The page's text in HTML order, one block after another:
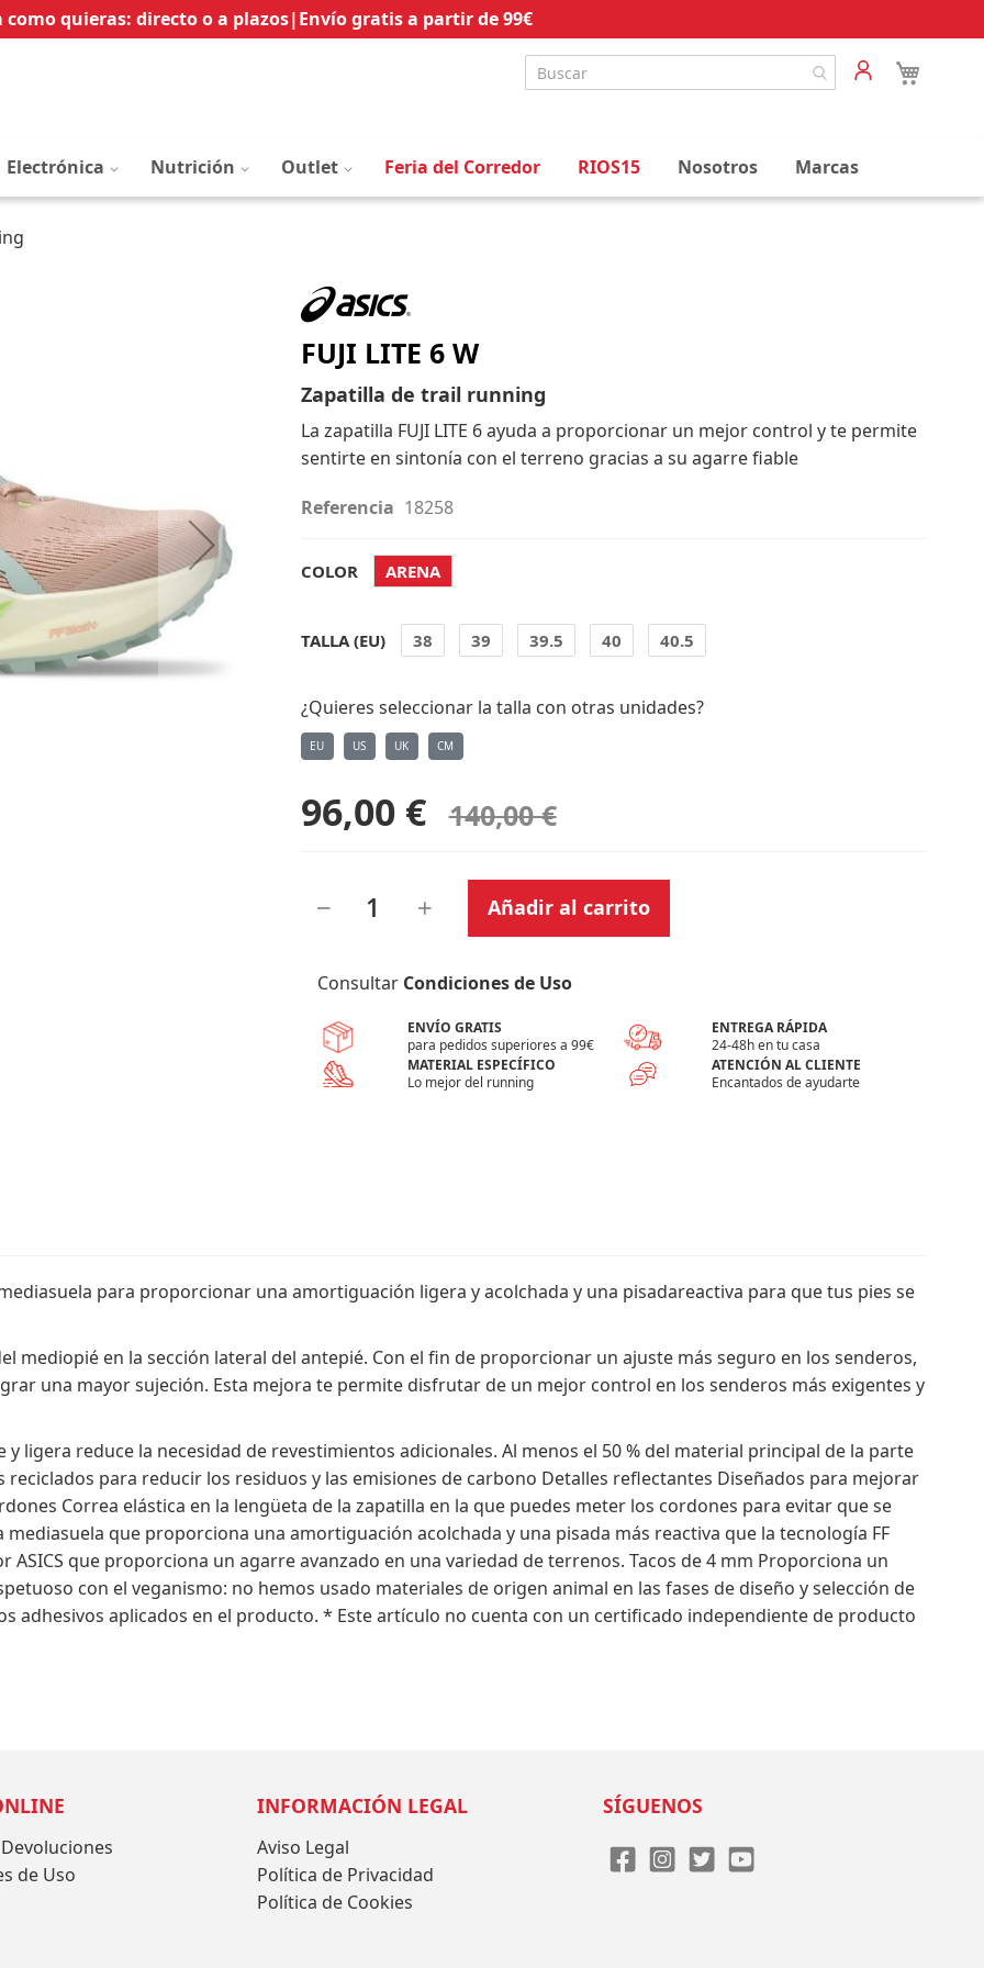
como quieras: directo o a plazos|Envío gratis a partir de 99€
Ir
al
Electrónica Nutrición Outlet Feria del Corredor RIOS15 Nosotros Marcas
FUJI LITE 6 W
Zapatilla de trail running
La zapatilla FUJI LITE 6 ayuda a proporcionar un mejor control y te permite
sentirte en sintonía con el terreno gracias a su agarre fiable
Referencia 18258
COLOR ARENA
TALLA (EU) 38 39 39.5 40 40.5
¿Quieres seleccionar la talla con otras unidades?
EU US UK CM
96,00 € 140,00 €
Añadir al carrito
Consultar Condiciones de Uso
ENVÍO GRATIS
para pedidos superiores a 99€
ENTREGA RÁPIDA
24-48h en tu casa
MATERIAL ESPECÍFICO
Lo mejor del running
ATENCIÓN AL CLIENTE
Encantados de ayudarte
para proporcionar una amortiguación ligera y acolchada y una pisadareactiva para que tus pies se
mediopié en la sección lateral del antepié. Con el fin de proporcionar un ajuste más seguro en los senderos,
una mayor sujeción. Esta mejora te permite disfrutar de un mejor control en los senderos más exigentes y
ligera reduce la necesidad de revestimientos adicionales. Al menos el 50 % del material principal de la parte
para reducir los residuos y las emisiones de carbono Detalles reflectantes Diseñados para mejorar
Correa elástica en la lengüeta de la zapatilla en la que puedes meter los cordones para evitar que se
mediasuela que proporciona una amortiguación acolchada y una pisada más reactiva que la tecnología FF
ASICS que proporciona un agarre avanzado en una variedad de terrenos. Tacos de 4 mm Proporciona un
con el veganismo: no hemos usado materiales de origen animal en las fases de diseño y selección de
adhesivos aplicados en el producto. * Este artículo no cuenta con un certificado independiente de producto
de Uso
INFORMACIÓN LEGAL
Aviso Legal
Política de Privacidad
Política de Cookies
SÍGUENOS